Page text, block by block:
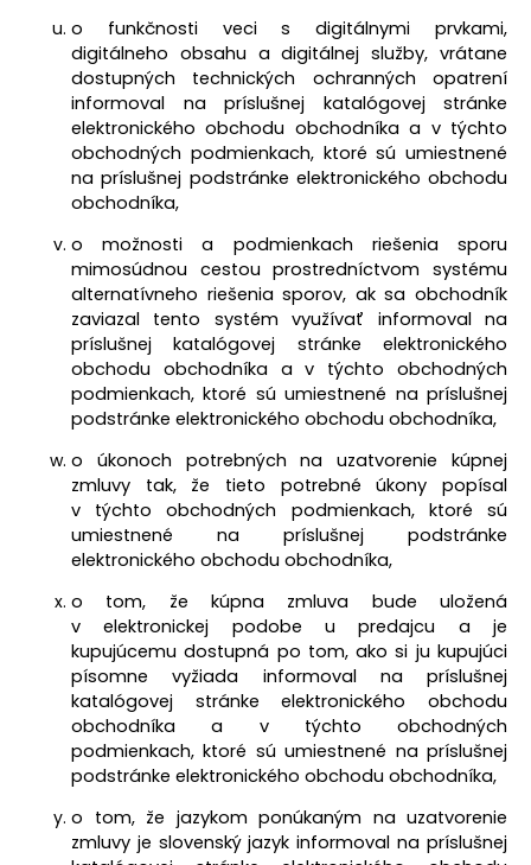
o funkčnosti veci s digitálnymi prvkami,
digitálneho obsahu a digitálnej služby, vrátane
dostupných technických ochranných opatrení
informoval na príslušnej katalógovej stránke
elektronického obchodu obchodníka a v týchto
obchodných podmienkach, ktoré sú umiestnené
na príslušnej podstránke elektronického obchodu
obchodníka,
o možnosti a podmienkach riešenia sporu
mimosúdnou cestou prostredníctvom systému
alternatívneho riešenia sporov, ak sa obchodník
zaviazal tento systém využívať informoval na
príslušnej katalógovej stránke elektronického
obchodu obchodníka a v týchto obchodných
podmienkach, ktoré sú umiestnené na príslušnej
podstránke elektronického obchodu obchodníka,
o úkonoch potrebných na uzatvorenie kúpnej
zmluvy tak, že tieto potrebné úkony popísal
v týchto obchodných podmienkach, ktoré sú
umiestnené na príslušnej podstránke
elektronického obchodu obchodníka,
o tom, že kúpna zmluva bude uložená
v elektronickej podobe u predajcu a je
kupujúcemu dostupná po tom, ako si ju kupujúci
písomne vyžiada informoval na príslušnej
katalógovej stránke elektronického obchodu
obchodníka a v týchto obchodných
podmienkach, ktoré sú umiestnené na príslušnej
podstránke elektronického obchodu obchodníka,
o tom, že jazykom ponúkaným na uzatvorenie
zmluvy je slovenský jazyk informoval na príslušnej